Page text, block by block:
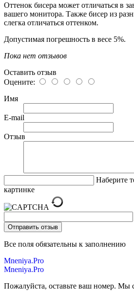
Оттенок бисера может отличаться в
вашего монитора. Также бисер из
слегка отличаться оттенком.
Допустимая погрешность в весе 5%.
Пока нет отзывов
Оставить отзыв
Оцените:
Имя
E-mail
Отзыв
Наберите
картинке
Все поля обязательны к заполнению
Mneniya.Pro
Mneniya.Pro
Пожалуйста, оставьте ваш номер. Мы